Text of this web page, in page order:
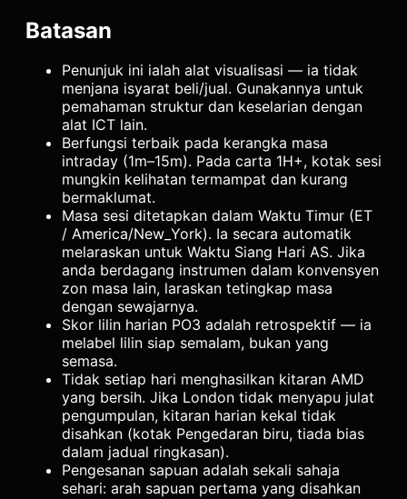
Batasan
Penunjuk ini ialah alat visualisasi — ia tidak
menjana isyarat beli/jual. Gunakannya untuk
pemahaman struktur dan keselarian dengan
alat ICT lain.
Berfungsi terbaik pada kerangka masa
intraday (1m–15m). Pada carta 1H+, kotak sesi
mungkin kelihatan termampat dan kurang
bermaklumat.
Masa sesi ditetapkan dalam Waktu Timur (ET
/ America/New_York). Ia secara automatik
melaraskan untuk Waktu Siang Hari AS. Jika
anda berdagang instrumen dalam konvensyen
zon masa lain, laraskan tetingkap masa
dengan sewajarnya.
Skor lilin harian PO3 adalah retrospektif — ia
melabel lilin siap semalam, bukan yang
semasa.
Tidak setiap hari menghasilkan kitaran AMD
yang bersih. Jika London tidak menyapu julat
pengumpulan, kitaran harian kekal tidak
disahkan (kotak Pengedaran biru, tiada bias
dalam jadual ringkasan).
Pengesanan sapuan adalah sekali sahaja
sehari: arah sapuan pertama yang disahkan